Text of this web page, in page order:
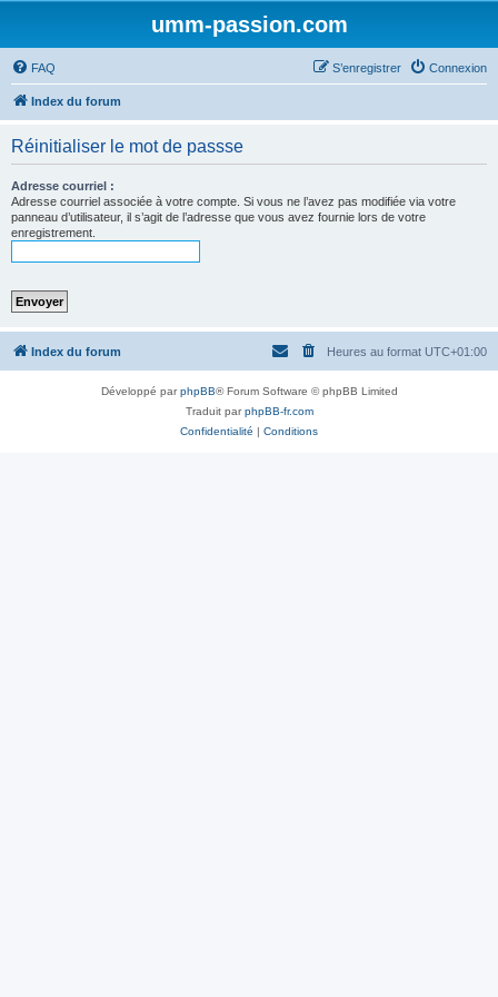
umm-passion.com
FAQ Connexion
S’enregistrer
Index du forum
Réinitialiser le mot de passse
Adresse courriel :
Adresse courriel associée à votre compte. Si vous ne l’avez pas modifiée via votre
panneau d’utilisateur, il s’agit de l’adresse que vous avez fournie lors de votre
enregistrement.
Index du forum Heures au format UTC+01:00
Développé parphpBB® Forum Software © phpBB Limited
Traduit parphpBB-fr.com
Confidentialité | Conditions